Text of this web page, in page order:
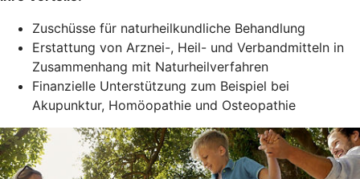
Zuschüsse für naturheilkundliche Behandlung
Erstattung von Arznei-, Heil- und Verbandmitteln in
Zusammenhang mit Naturheilverfahren
Finanzielle Unterstützung zum Beispiel bei
Akupunktur, Homöopathie und Osteopathie